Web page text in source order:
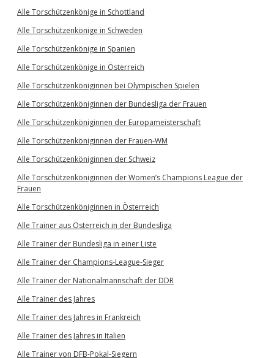
Alle Torschützenkönige in Schottland
Alle Torschützenkönige in Schweden
Alle Torschützenkönige in Spanien
Alle Torschützenkönige in Österreich
Alle Torschützenköniginnen bei Olympischen Spielen
Alle Torschützenköniginnen der Bundesliga der Frauen
Alle Torschützenköniginnen der Europameisterschaft
Alle Torschützenköniginnen der Frauen-WM
Alle Torschützenköniginnen der Schweiz
Alle Torschützenköniginnen der Women’s Champions League der
Frauen
Alle Torschützenköniginnen in Österreich
Alle Trainer aus Österreich in der Bundesliga
Alle Trainer der Bundesliga in einer Liste
Alle Trainer der Champions-League-Sieger
Alle Trainer der Nationalmannschaft der DDR
Alle Trainer des Jahres
Alle Trainer des Jahres in Frankreich
Alle Trainer des Jahres in Italien
Alle Trainer von DFB-Pokal-Siegern